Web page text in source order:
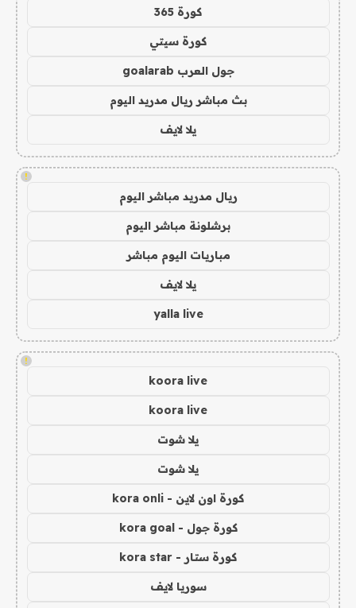
كورة 365
كورة سيتي
جول العرب goalarab
بث مباشر ريال مدريد اليوم
يلا لايف
!
ريال مدريد مباشر اليوم
برشلونة مباشر اليوم
مباريات اليوم مباشر
يلا لايف
yalla live
!
koora live
koora live
يلا شوت
يلا شوت
كورة اون لاين - kora onli
كورة جول - kora goal
كورة ستار - kora star
سوريا لايف